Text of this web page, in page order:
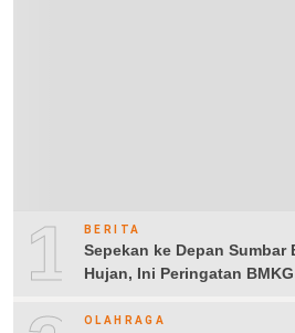
1 BERITA
Sepekan ke Depan
Hujan, Ini Peringatan BMKG
OLAHRAGA